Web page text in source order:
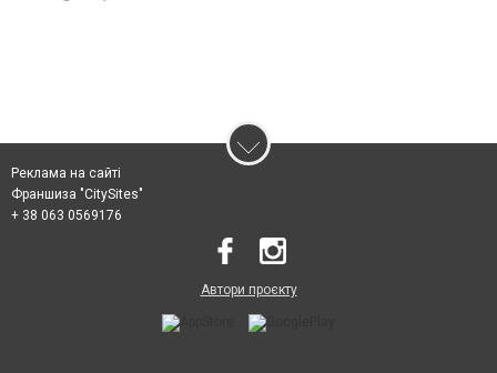
Реклама на сайті
Франшиза "CitySites"
+ 38 063 0569176
Автори проєкту